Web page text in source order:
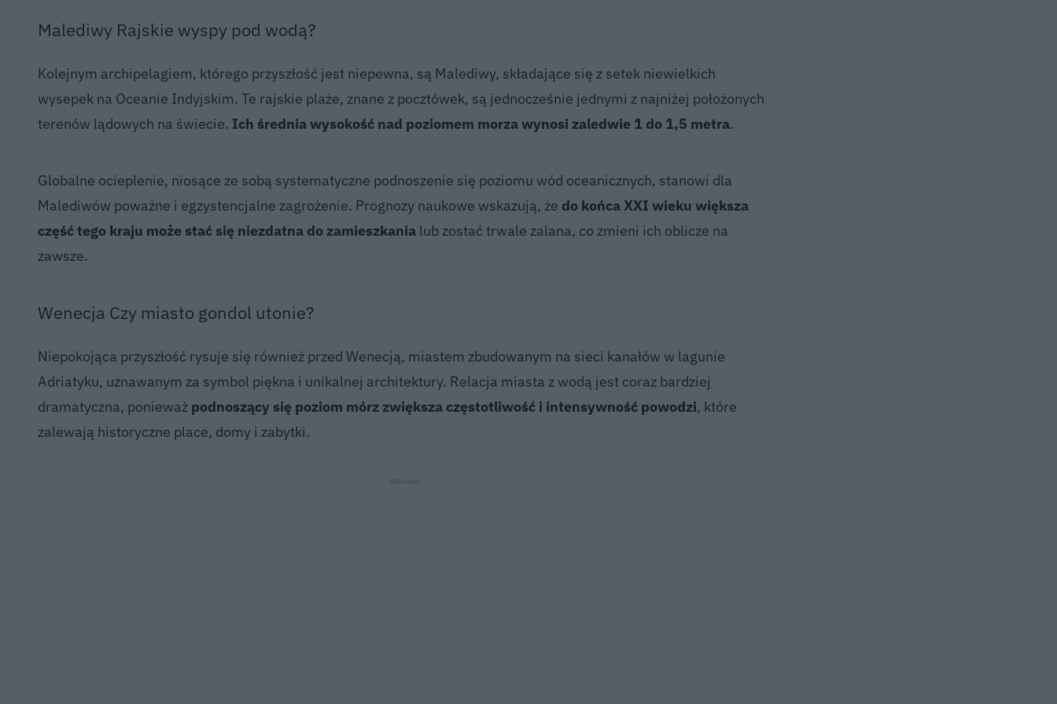
Malediwy Rajskie wyspy pod wodą?
Kolejnym archipelagiem, którego przyszłość jest niepewna, są Malediwy, składające się z setek niewielkich
wysepek na Oceanie Indyjskim. Te rajskie plaże, znane z pocztówek, są jednocześnie jednymi z najniżej położonych
terenów lądowych na świecie. Ich średnia wysokość nad poziomem morza wynosi zaledwie 1 do 1,5 metra.
Globalne ocieplenie, niosące ze sobą systematyczne podnoszenie się poziomu wód oceanicznych, stanowi dla
Malediwów poważne i egzystencjalne zagrożenie. Prognozy naukowe wskazują, że do końca XXI wieku większa
część tego kraju może stać się niezdatna do zamieszkania lub zostać trwale zalana, co zmieni ich oblicze na
zawsze.
Wenecja Czy miasto gondol utonie?
Niepokojąca przyszłość rysuje się również przed Wenecją, miastem zbudowanym na sieci kanałów w lagunie
Adriatyku, uznawanym za symbol piękna i unikalnej architektury. Relacja miasta z wodą jest coraz bardziej
dramatyczna, ponieważ podnoszący się poziom mórz zwiększa częstotliwość i intensywność powodzi, które
zalewają historyczne place, domy i zabytki.